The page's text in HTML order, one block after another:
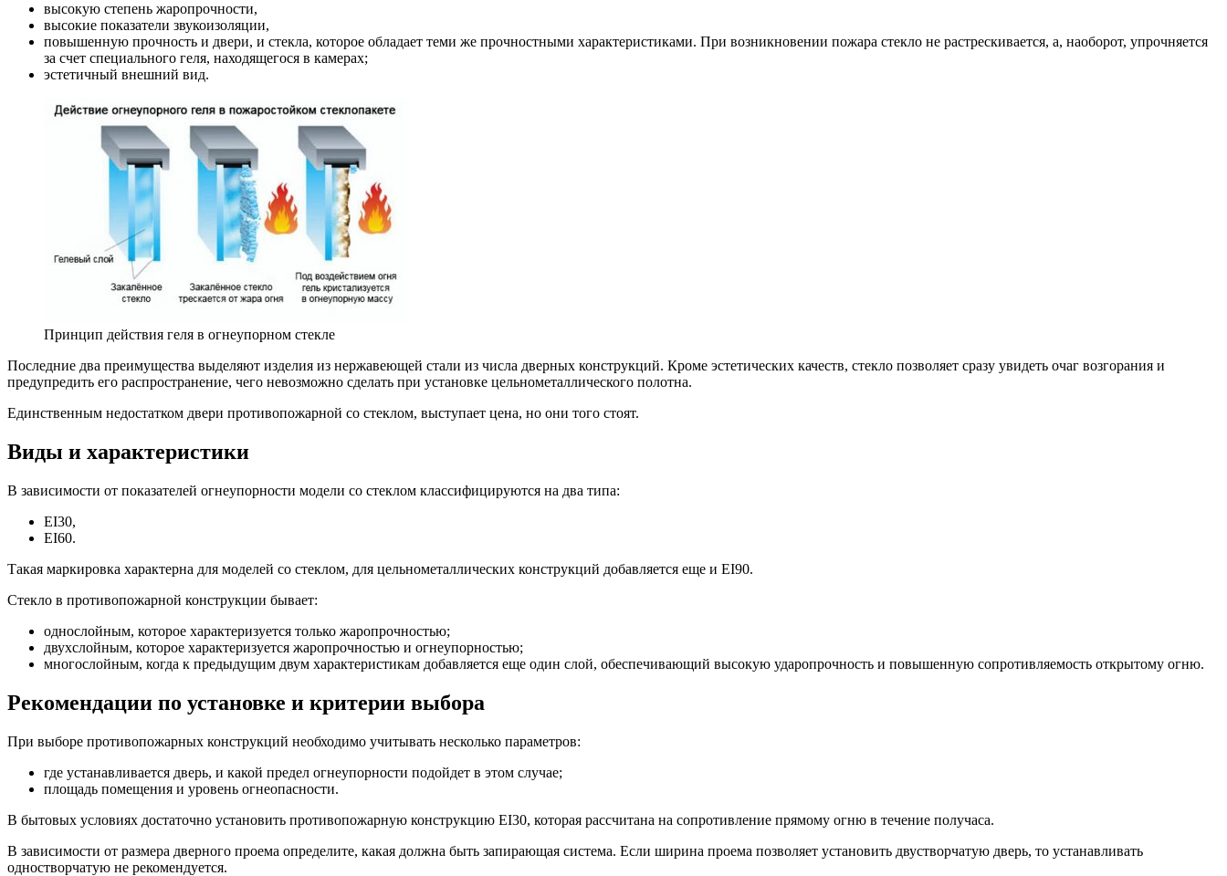
высокую степень жаропрочности,
высокие показатели звукоизоляции,
повышенную прочность и двери, и стекла, которое обладает теми же прочностными характеристиками. При возникновении пожара стекло не растрескивается, а, наоборот, упрочняется
за счет специального геля, находящегося в камерах;
эстетичный внешний вид.
Принцип действия геля в огнеупорном стекле
Последние два преимущества выделяют изделия из нержавеющей стали из числа дверных конструкций. Кроме эстетических качеств, стекло позволяет сразу увидеть очаг возгорания и
предупредить его распространение, чего невозможно сделать при установке цельнометаллического полотна.
Единственным недостатком двери противопожарной со стеклом, выступает цена, но они того стоят.
Виды и характеристики
В зависимости от показателей огнеупорности модели со стеклом классифицируются на два типа:
EI30,
EI60.
Такая маркировка характерна для моделей со стеклом, для цельнометаллических конструкций добавляется еще и EI90.
Стекло в противопожарной конструкции бывает:
однослойным, которое характеризуется только жаропрочностью;
двухслойным, которое характеризуется жаропрочностью и огнеупорностью;
многослойным, когда к предыдущим двум характеристикам добавляется еще один слой, обеспечивающий высокую ударопрочность и повышенную сопротивляемость открытому огню.
Рекомендации по установке и критерии выбора
При выборе противопожарных конструкций необходимо учитывать несколько параметров:
где устанавливается дверь, и какой предел огнеупорности подойдет в этом случае;
площадь помещения и уровень огнеопасности.
В бытовых условиях достаточно установить противопожарную конструкцию EI30, которая рассчитана на сопротивление прямому огню в течение получаса.
В зависимости от размера дверного проема определите, какая должна быть запирающая система. Если ширина проема позволяет установить двустворчатую дверь, то устанавливать
одностворчатую не рекомендуется.